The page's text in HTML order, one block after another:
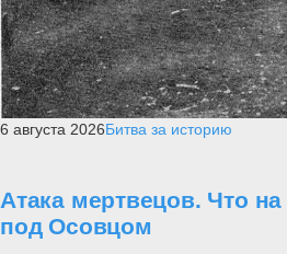
6 августа 2026Битва за историю
Атака мертвецов. Что
под Осовцом